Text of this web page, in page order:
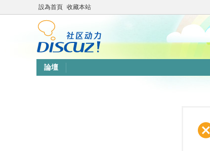
設為首頁 收藏本站
論壇